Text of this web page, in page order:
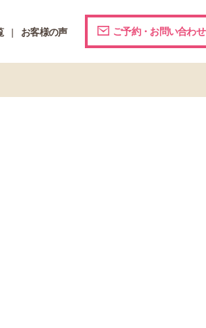
お客様の声 ご予約・お問い合わせ